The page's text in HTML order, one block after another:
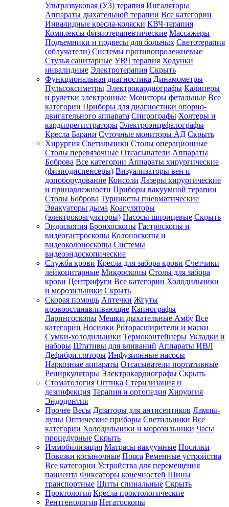
Ультразвуковая (УЗ) терапия Ингаляторы
Аппараты дыхательной терапии Все категории
Инвалидные кресла-коляски КВЧ-терапия
Комплексы физиотерапевтические Массажеры
Подъемники и подвесы для больных Светотерапия
(облучатели) Системы противопролежневые
Стулья санитарные УВЧ терапия Ходунки
инвалидные Электротерапия Скрыть
Функциональная диагностика Динамометры
Пульсоксиметры Электрокардиографы Калиперы
и рулетки электронные Мониторы фетальные Все
категории Приборы для диагностики опорно-
двигательного аппарата Спирографы Холтеры и
кардиорегистраторы Электроэнцефалографы
Кресла Барани Суточные мониторы АД Скрыть
Хирургия Светильники Столы операционные
Столы перевязочные Отсасыватели Аппараты
Боброва Все категории Аппараты хирургические
(физиодиспенсеры) Визуализаторы вен и
допоборудование Консоли Лазеры хирургические
и принадлежности Приборы вакуумной терапии
Столы Боброва Турникеты пневматические
Эвакуаторы дыма Коагуляторы
(электрокоагуляторы) Насосы шприцевые Скрыть
Эндоскопия Бронхоскопы Гастроскопы и
видеогастроскопы Колоноскопы и
видеоколоноскопы Системы
видеоэндоскопические
Служба крови Кресла для забора крови Счетчики
лейкоцитарные Микроскопы Столы для забора
крови Центрифуги Все категории Холодильники
и морозильники Скрыть
Скорая помощь Аптечки Жгуты
кровоостанавливающие Капнографы
Ларингоскопы Мешки дыхательные Амбу Все
категории Носилки Роторасширители и маски
Сумки-холодильники Термоконтейнеры Укладки и
наборы Штативы для вливаний Аппараты ИВЛ
Дефибрилляторы Инфузионные насосы
Наркозные аппараты Отсасыватели портативные
Рециркуляторы Электрокардиографы Скрыть
Стоматология Оптика Стерилизация и
дезинфекция Терапия и ортопедия Хирургия
Эндодонтия
Прочее Весы Дозаторы для антисептиков Лампы-
лупы Оптические приборы Светильники Все
категории Холодильники и морозильники Часы
процедурные Скрыть
Иммобилизация Матрасы вакуумные Носилки
Повязки косыночные Пояса Ременные устройства
Все категории Устройства для перемещения
пациента Фиксаторы конечностей Шины
транспортные Щиты спинальные Скрыть
Проктология Кресла проктологические
Рентгенология Негатоскопы